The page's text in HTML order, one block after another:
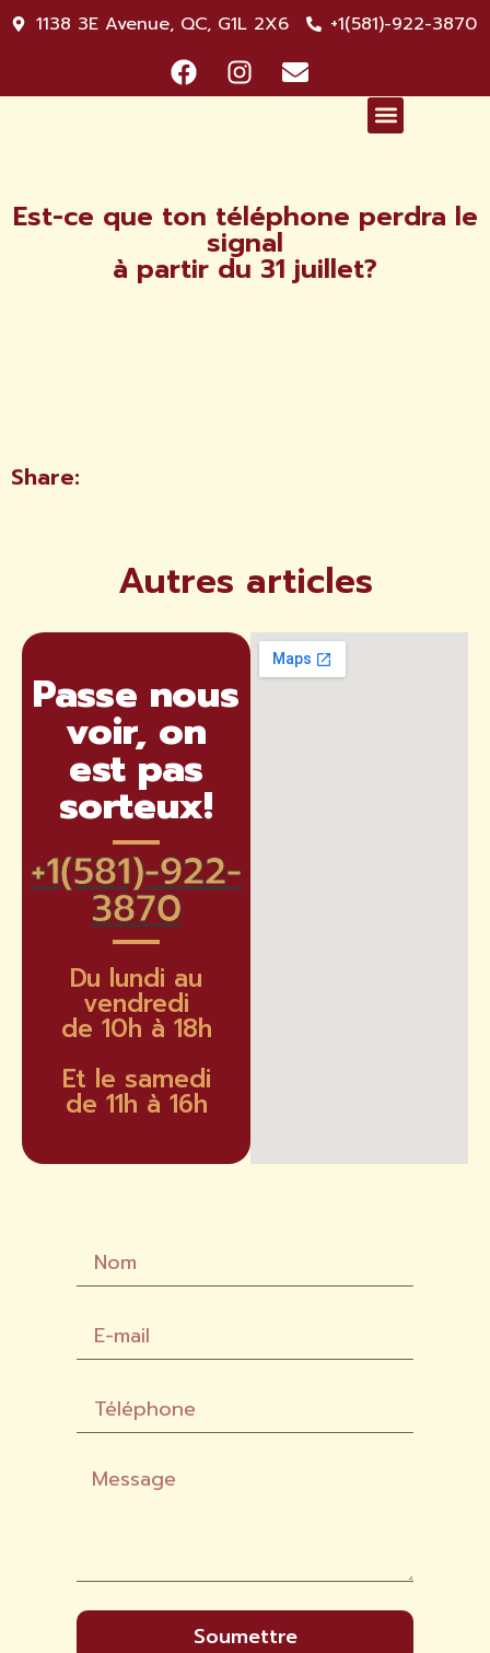
1138 3E Avenue, QC, G1L 2X6 +1(581)-922-3870
Est-ce que ton téléphone perdra le
signal
à partir du 31 juillet?
Share:
Autres articles
Passe nous
voir, on
est pas
sorteux!
+1(581)-922-
3870​
Du lundi au
vendredi
de 10h à 18h
Et le samedi
de 11h à 16h
Soumettre